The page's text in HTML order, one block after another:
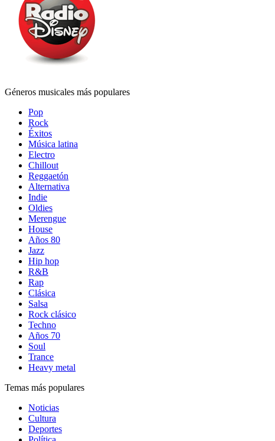
Géneros musicales más populares
Pop
Rock
Éxitos
Música latina
Electro
Chillout
Reggaetón
Alternativa
Indie
Oldies
Merengue
House
Años 80
Jazz
Hip hop
R&B
Rap
Clásica
Salsa
Rock clásico
Techno
Años 70
Soul
Trance
Heavy metal
Temas más populares
Noticias
Cultura
Deportes